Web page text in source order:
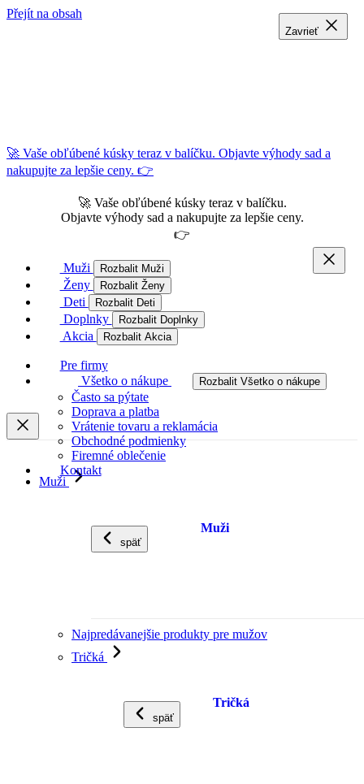
Přejít na obsah
🚀 Vaše obľúbené kúsky teraz v balíčku. Objavte výhody sad a
nakupujte za lepšie ceny. 👉
🚀 Vaše obľúbené kúsky teraz v balíčku.
Objavte výhody sad a nakupujte za lepšie ceny.
👉
Muži Rozbalit Muži
Ženy Rozbalit Ženy
Deti Rozbalit Deti
Doplnky Rozbalit Doplnky
Akcia Rozbalit Akcia
Pre firmy
Všetko o nákupe
Rozbalit Všetko o nákupe
Často sa pýtate
Doprava a platba
Vrátenie tovaru a reklamácia
Obchodné podmienky
Firemné oblečenie
Kontakt
Muži
späť
Muži
Najpredávanejšie produkty pre mužov
Tričká
späť
Tričká
Zavrieť
Zavrieť
Zavrieť